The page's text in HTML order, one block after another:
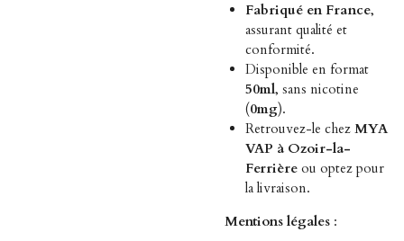
Fabriqué en France,
assurant qualité et
conformité.
Disponible en format
50ml, sans nicotine
(0mg).
Retrouvez-le chez MYA
VAP à Ozoir-la-
Ferrièreou optez pour
la livraison.
Mentions légales :